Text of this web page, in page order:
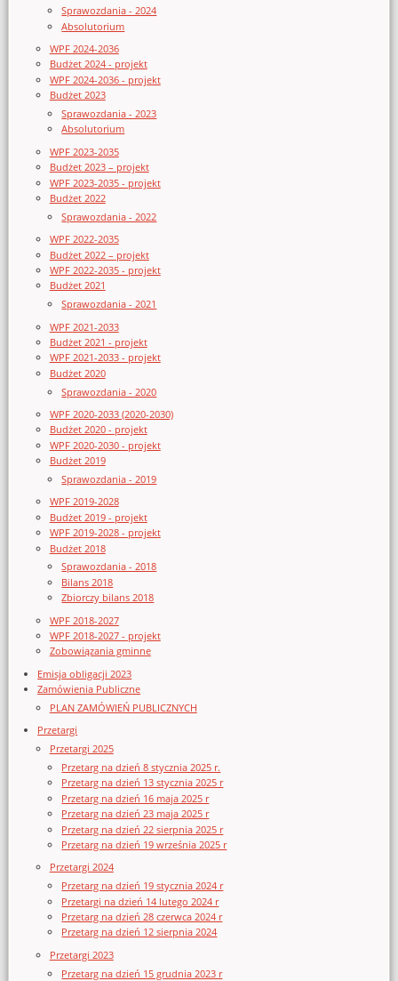
Sprawozdania - 2024
Absolutorium
WPF 2024-2036
Budżet 2024 - projekt
WPF 2024-2036 - projekt
Budżet 2023
Sprawozdania - 2023
Absolutorium
WPF 2023-2035
Budżet 2023 – projekt
WPF 2023-2035 - projekt
Budżet 2022
Sprawozdania - 2022
WPF 2022-2035
Budżet 2022 – projekt
WPF 2022-2035 - projekt
Budżet 2021
Sprawozdania - 2021
WPF 2021-2033
Budżet 2021 - projekt
WPF 2021-2033 - projekt
Budżet 2020
Sprawozdania - 2020
WPF 2020-2033 (2020-2030)
Budżet 2020 - projekt
WPF 2020-2030 - projekt
Budżet 2019
Sprawozdania - 2019
WPF 2019-2028
Budżet 2019 - projekt
WPF 2019-2028 - projekt
Budżet 2018
Sprawozdania - 2018
Bilans 2018
Zbiorczy bilans 2018
WPF 2018-2027
WPF 2018-2027 - projekt
Zobowiązania gminne
Emisja obligacji 2023
Zamówienia Publiczne
PLAN ZAMÓWIEŃ PUBLICZNYCH
Przetargi
Przetargi 2025
Przetarg na dzień 8 stycznia 2025 r.
Przetarg na dzień 13 stycznia 2025 r
Przetarg na dzień 16 maja 2025 r
Przetarg na dzień 23 maja 2025 r
Przetarg na dzień 22 sierpnia 2025 r
Przetarg na dzień 19 września 2025 r
Przetargi 2024
Przetarg na dzień 19 stycznia 2024 r
Przetargi na dzień 14 lutego 2024 r
Przetarg na dzień 28 czerwca 2024 r
Przetarg na dzień 12 sierpnia 2024
Przetargi 2023
Przetarg na dzień 15 grudnia 2023 r